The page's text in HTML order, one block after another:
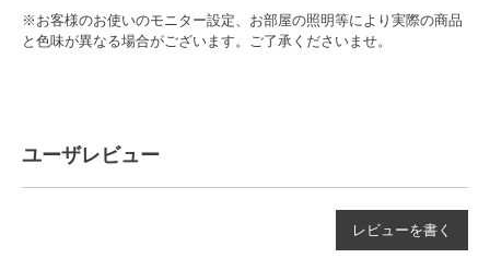
※お客様のお使いのモニター設定、お部屋の照明等により実際の商品
と色味が異なる場合がございます。ご了承くださいませ。
ユーザレビュー
レビューを書く